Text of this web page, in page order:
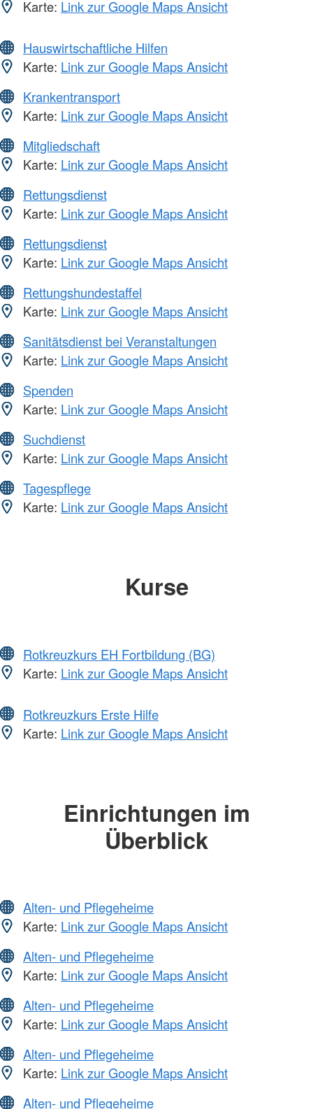
Karte: Link zur Google Maps Ansicht
Hauswirtschaftliche Hilfen
Karte: Link zur Google Maps Ansicht
Krankentransport
Karte: Link zur Google Maps Ansicht
Mitgliedschaft
Karte: Link zur Google Maps Ansicht
Rettungsdienst
Karte: Link zur Google Maps Ansicht
Rettungsdienst
Karte: Link zur Google Maps Ansicht
Rettungshundestaffel
Karte: Link zur Google Maps Ansicht
Sanitätsdienst bei Veranstaltungen
Karte: Link zur Google Maps Ansicht
Spenden
Karte: Link zur Google Maps Ansicht
Suchdienst
Karte: Link zur Google Maps Ansicht
Tagespflege
Karte: Link zur Google Maps Ansicht
Kurse
Rotkreuzkurs EH Fortbildung (BG)
Karte: Link zur Google Maps Ansicht
Rotkreuzkurs Erste Hilfe
Karte: Link zur Google Maps Ansicht
Einrichtungen im
Überblick
Alten- und Pflegeheime
Karte: Link zur Google Maps Ansicht
Alten- und Pflegeheime
Karte: Link zur Google Maps Ansicht
Alten- und Pflegeheime
Karte: Link zur Google Maps Ansicht
Alten- und Pflegeheime
Karte: Link zur Google Maps Ansicht
Alten- und Pflegeheime